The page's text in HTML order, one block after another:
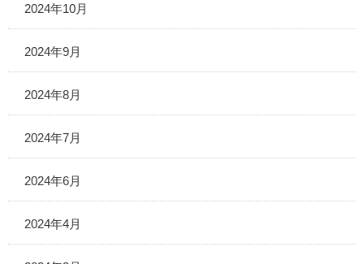
2024年10月
2024年9月
2024年8月
2024年7月
2024年6月
2024年4月